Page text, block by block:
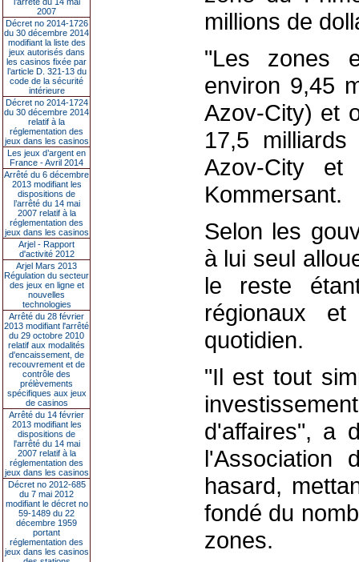
2007
Décret no 2014-1726
du 30 décembre 2014
modifiant la liste des
jeux autorisés dans
les casinos fixée par
l’article D. 321-13 du
code de la sécurité
intérieure
Décret no 2014-1724
du 30 décembre 2014
relatif à la
réglementation des
jeux dans les casinos
Les jeux d’argent en
France - Avril 2014
Arrêté du 6 décembre
2013 modifiant les
dispositions de
l’arrêté du 14 mai
2007 relatif à la
réglementation des
jeux dans les casinos
Arjel - Rapport
d'activité 2012
Arjel Mars 2013
Régulation du secteur
des jeux en ligne et
nouvelles
technologies
Arrêté du 28 février
2013 modifiant l'arrêté
du 29 octobre 2010
relatif aux modalités
d'encaissement, de
recouvrement et de
contrôle des
prélèvements
spécifiques aux jeux
de casinos
Arrêté du 14 février
2013 modifiant les
dispositions de
l'arrêté du 14 mai
2007 relatif à la
réglementation des
jeux dans les casinos
Décret no 2012-685
du 7 mai 2012
modifiant le décret no
59-1489 du 22
décembre 1959
portant
réglementation des
jeux dans les casinos
millions de
"Les zones
environ 9,45
Azov-City) et
17,5
Azov-City et
Kommersant.
Selon les
à lui seul
le reste
régionaux
quotidien.
"Il est tout
d'affaires", a
l'Association
hasard,
fondé du
zones.